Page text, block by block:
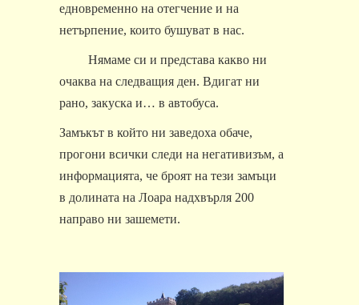
едновременно на отегчение и на
нетърпение, които бушуват в нас.
Нямаме си и представа какво ни
очаква на следващия ден. Вдигат ни
рано, закуска и… в автобуса.
Замъкът в който ни заведоха обаче,
прогони всички следи на негативизъм, а
информацията, че броят на тези замъци
в долината на Лоара надхвърля 200
направо ни зашемети.